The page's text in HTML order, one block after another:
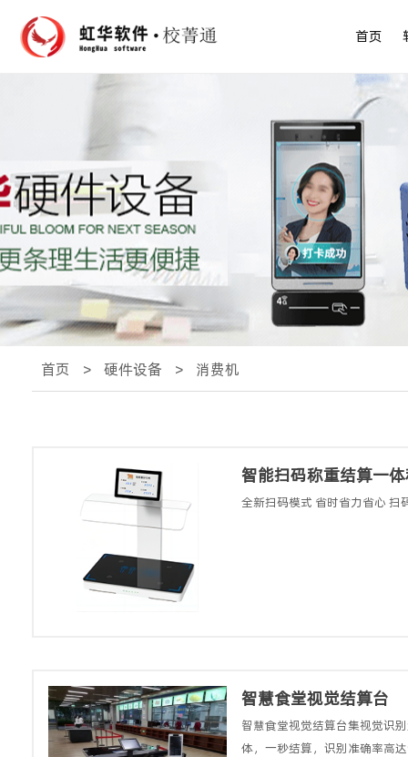
首页
首页 > 硬件设备 > 消费机
智能扫码称重结算一
全新扫码模式 省时省力省心 扫
智慧食堂视觉结算台
智慧食堂视觉结算台集视觉识
体，一秒结算，识别准确率高